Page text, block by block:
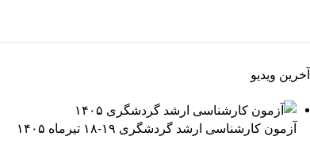
آخرین ویدیو
آزمون کارشناسی ارشد گردشگری ۱۹-۱۸ تیرماه ۱۴۰۵